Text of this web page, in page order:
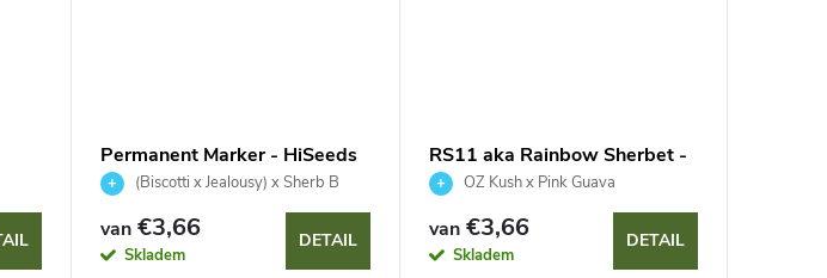
Permanent Marker - HiSeeds
(Biscotti x Jealousy) x Sherb B
van €3,66
Skladem
DETAIL
RS11 aka Rainbow Sherbet -
HiSeedsOZ Kush x Pink Guava
van€3,66
Skladem
DETAIL